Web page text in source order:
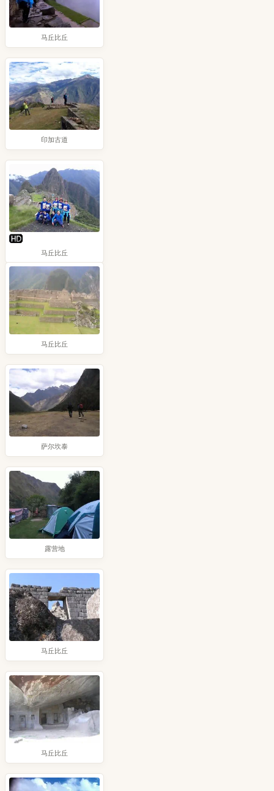
马丘比丘
印加古道
马丘比丘
马丘比丘
萨尔坎泰
露营地
马丘比丘
马丘比丘